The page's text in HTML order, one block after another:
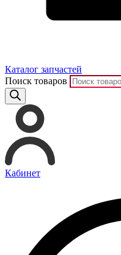
Каталог запчастей
Поиск товаров
Кабинет